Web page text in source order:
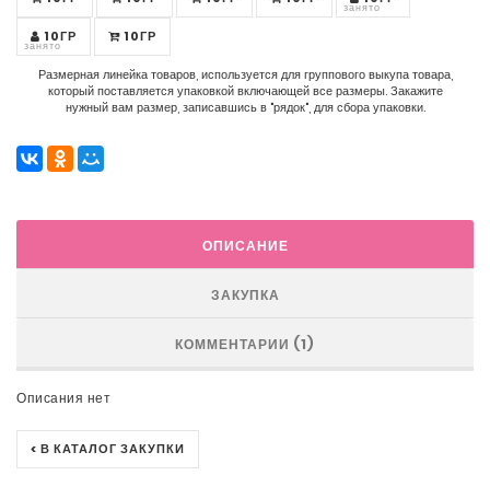
занято
10ГР
занято
10ГР
Размерная линейка товаров, используется для группового выкупа товара,
который поставляется упаковкой включающей все размеры. Закажите
нужный вам размер, записавшись в "рядок", для сбора упаковки.
ОПИСАНИЕ
ЗАКУПКА
КОММЕНТАРИИ (1)
Описания нет
< В КАТАЛОГ ЗАКУПКИ